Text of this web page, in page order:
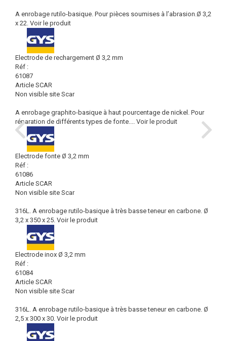
A enrobage rutilo-basique. Pour pièces soumises à l’abrasion.Ø 3,2
x 22. Voir le produit
Electrode de rechargement Ø 3,2 mm
Réf :
61087
Article SCAR
Non visible site Scar
A enrobage graphito-basique à haut pourcentage de nickel. Pour
réparation de différents types de fonte.... Voir le produit
Electrode fonte Ø 3,2 mm
Réf :
61086
Article SCAR
Non visible site Scar
316L. A enrobage rutilo-basique à très basse teneur en carbone. Ø
3,2 x 350 x 25. Voir le produit
Electrode inox Ø 3,2 mm
Réf :
61084
Article SCAR
Non visible site Scar
316L. A enrobage rutilo-basique à très basse teneur en carbone. Ø
2,5 x 300 x 30. Voir le produit